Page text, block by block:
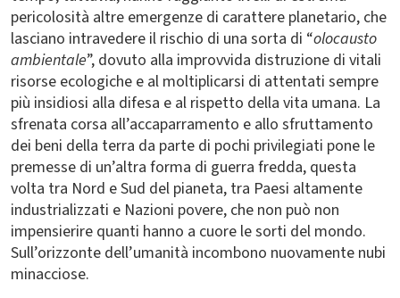
pericolosità altre emergenze di carattere planetario, che
lasciano intravedere il rischio di una sorta di “olocausto
ambientale”, dovuto alla improvvida distruzione di vitali
risorse ecologiche e al moltiplicarsi di attentati sempre
più insidiosi alla difesa e al rispetto della vita umana. La
sfrenata corsa all’accaparramento e allo sfruttamento
dei beni della terra da parte di pochi privilegiati pone le
premesse di un’altra forma di guerra fredda, questa
volta tra Nord e Sud del pianeta, tra Paesi altamente
industrializzati e Nazioni povere, che non può non
impensierire quanti hanno a cuore le sorti del mondo.
Sull’orizzonte dell’umanità incombono nuovamente nubi
minacciose.